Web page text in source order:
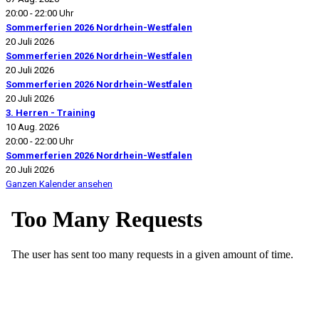
20:00 - 22:00 Uhr
Sommerferien 2026 Nordrhein-Westfalen
20 Juli 2026
Sommerferien 2026 Nordrhein-Westfalen
20 Juli 2026
Sommerferien 2026 Nordrhein-Westfalen
20 Juli 2026
3. Herren - Training
10 Aug. 2026
20:00 - 22:00 Uhr
Sommerferien 2026 Nordrhein-Westfalen
20 Juli 2026
Ganzen Kalender ansehen